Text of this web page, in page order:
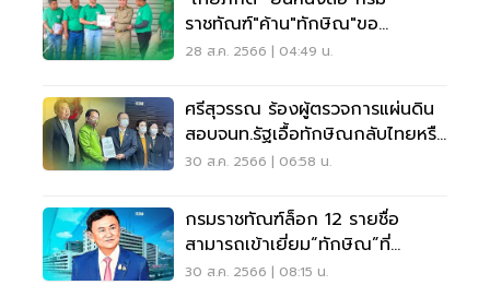
ราชทัณฑ์"ค้าน"ทักษิณ"ขอ
พระราชทานอภัยโทษ
28 ส.ค. 2566 | 04:49 น.
ศรีสุวรรณ ร้องผู้ตรวจการแผ่นดิน
สอบจนท.รัฐเอื้อทักษิณกลับไทยหรือ
ไม่
30 ส.ค. 2566 | 06:58 น.
กรมราชทัณฑ์ล็อก 12 รายชื่อ
สามารถเข้าเยี่ยม“ทักษิณ”ที่
รพ.ตำรวจได้
30 ส.ค. 2566 | 08:15 น.